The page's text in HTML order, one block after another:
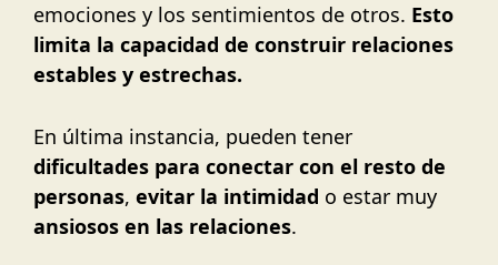
emociones y los sentimientos de otros. Esto
limita la capacidad de construir relaciones
estables y estrechas.
En última instancia, pueden tener
dificultades para conectar con el resto de
personas, evitar la intimidad o estar muy
ansiosos en las relaciones.